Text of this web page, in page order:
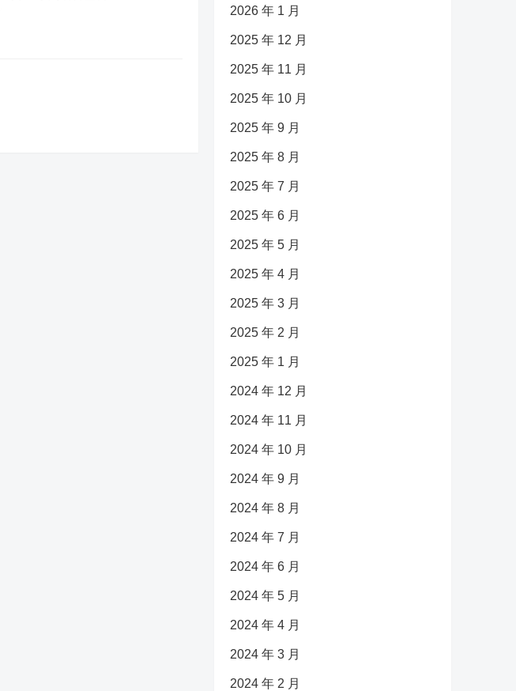
2026 年 1 月
2025 年 12 月
2025 年 11 月
2025 年 10 月
2025 年 9 月
2025 年 8 月
2025 年 7 月
2025 年 6 月
2025 年 5 月
2025 年 4 月
2025 年 3 月
2025 年 2 月
2025 年 1 月
2024 年 12 月
2024 年 11 月
2024 年 10 月
2024 年 9 月
2024 年 8 月
2024 年 7 月
2024 年 6 月
2024 年 5 月
2024 年 4 月
2024 年 3 月
2024 年 2 月